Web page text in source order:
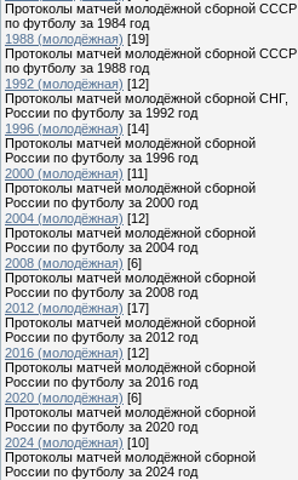
Протоколы матчей молодёжной сборной СССР
по футболу за 1984 год
1988 (молодёжная) [19]
Протоколы матчей молодёжной сборной СССР
по футболу за 1988 год
1992 (молодёжная) [12]
Протоколы матчей молодёжной сборной СНГ,
России по футболу за 1992 год
1996 (молодёжная) [14]
Протоколы матчей молодёжной сборной
России по футболу за 1996 год
2000 (молодёжная) [11]
Протоколы матчей молодёжной сборной
России по футболу за 2000 год
2004 (молодёжная) [12]
Протоколы матчей молодёжной сборной
России по футболу за 2004 год
2008 (молодёжная) [6]
Протоколы матчей молодёжной сборной
России по футболу за 2008 год
2012 (молодёжная) [17]
Протоколы матчей молодёжной сборной
России по футболу за 2012 год
2016 (молодёжная) [12]
Протоколы матчей молодёжной сборной
России по футболу за 2016 год
2020 (молодёжная) [6]
Протоколы матчей молодёжной сборной
России по футболу за 2020 год
2024 (молодёжная) [10]
Протоколы матчей молодёжной сборной
России по футболу за 2024 год